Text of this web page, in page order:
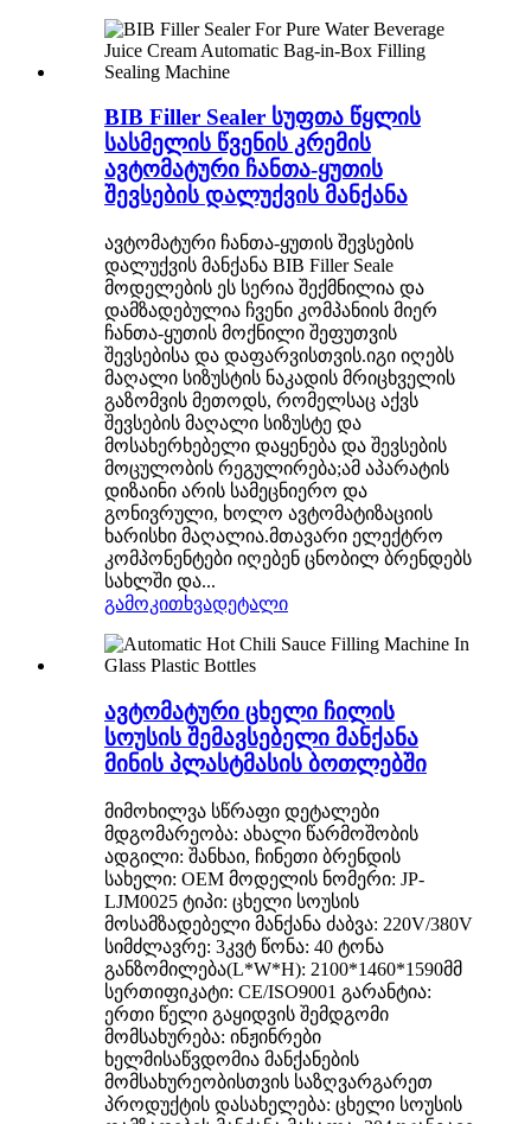
BIB Filler Sealer სუფთა წყლის
სასმელის წვენის კრემის
ავტომატური ჩანთა-ყუთის
შევსების დალუქვის მანქანა
ავტომატური ჩანთა-ყუთის შევსების
დალუქვის მანქანა BIB Filler Seale
მოდელების ეს სერია შექმნილია და
დამზადებულია ჩვენი კომპანიის მიერ
ჩანთა-ყუთის მოქნილი შეფუთვის
შევსებისა და დაფარვისთვის.იგი იღებს
მაღალი სიზუსტის ნაკადის მრიცხველის
გაზომვის მეთოდს, რომელსაც აქვს
შევსების მაღალი სიზუსტე და
მოსახერხებელი დაყენება და შევსების
მოცულობის რეგულირება;ამ აპარატის
დიზაინი არის სამეცნიერო და
გონივრული, ხოლო ავტომატიზაციის
ხარისხი მაღალია.მთავარი ელექტრო
კომპონენტები იღებენ ცნობილ ბრენდებს
სახლში და...
გამოკითხვადეტალი
ავტომატური ცხელი ჩილის
სოუსის შემავსებელი მანქანა
მინის პლასტმასის ბოთლებში
მიმოხილვა სწრაფი დეტალები
მდგომარეობა: ახალი წარმოშობის
ადგილი: შანხაი, ჩინეთი ბრენდის
სახელი: OEM მოდელის ნომერი: JP-
LJM0025 ტიპი: ცხელი სოუსის
მოსამზადებელი მანქანა ძაბვა: 220V/380V
სიმძლავრე: 3კვტ წონა: 40 ტონა
განზომილება(L*W*H): 2100*1460*1590მმ
სერთიფიკატი: CE/ISO9001 გარანტია:
ერთი წელი გაყიდვის შემდგომი
მომსახურება: ინჟინრები
ხელმისაწვდომია მანქანების
მომსახურეობისთვის საზღვარგარეთ
პროდუქტის დასახელება: ცხელი სოუსის